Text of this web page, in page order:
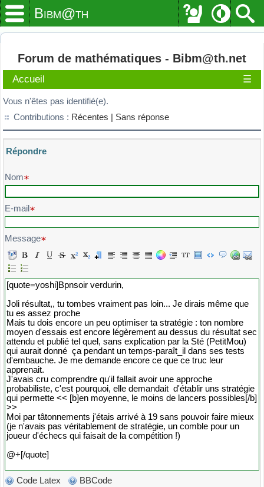
Bibm@th
Forum de mathématiques - Bibm@th.net
Accueil ☰
Vous n'êtes pas identifié(e).
Contributions : Récentes | Sans réponse
Répondre
Veuillez composer votre message et l'envoyer
Nom
E-mail
Message
Code Latex BBCode